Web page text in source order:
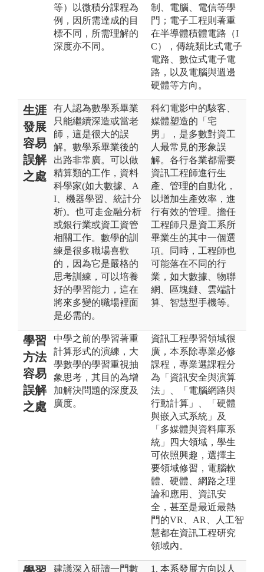
等）以微積分課程為
例，因所需達成的目
標不同，所需理解的
深度亦不同。
制、電腦、電信等學
門；電子工程則著重
在半導體積體電路（I
C），傳統類比式電子
電路、數位式電子電
路，以及電腦與週邊
硬體等方向。
生涯
發展
容易
誤解
之處
有人認為數學系畢業
只能繼續深造或當老
師，這是很大的誤
解。數學系畢業後的
出路非常廣。可以做
精算類的工作，資料
科學家(如大數據、A
I、機器學習、統計分
析)。也可走金融分析
或銀行業或資工資管
相關工作。數學的訓
練是很多職場喜歡
的，因為它是嚴格的
思考訓練，可以培養
好的學習能力，這在
將來多變的職場裡面
是必需的。
科幻電影中的駭客、
媒體塑造的「宅
男」，是多數對資工
人最常見的形象誤
解。各行各業都需要
資訊工程師進行生
產、管理的自動化，
以增加生產效率，進
行有效的管理。擔任
工程師只是資工系所
畢業生的其中一個選
項。同時，工程師也
可能落在不同的行
業，如大數據、物聯
網、區塊鏈、雲端計
算、智慧型手機等。
學習
方法
容易
誤解
之處
中學之前的學習著重
計算形式的演練，大
學數學的學習重視抽
象思考，其目的為增
加解決問題的深度及
廣度。
資訊工程學習領域很
廣，本系除專業必修
課程，專業選課程分
為「資訊安全與演算
法」、「電腦網路與
行動計算」、「硬體
與嵌入式系統」及
「多媒體與資料庫系
統」四大領域，學生
可依照興趣，選擇主
要領域修習，電腦軟
體、硬體、網路之理
論和應用、資訊安
全，甚至是最近最熱
門的VR、AR、人工智
慧都在資訊工程研究
領域內。
建議深入研讀一門數
1. 本系發展方向以人